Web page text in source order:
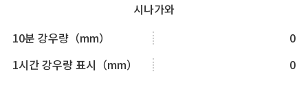
시나가와
10분 강우량（mm）
0
1시간 강우량 표시（mm）
0